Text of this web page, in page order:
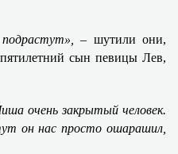
подрастут»,– шутили они,
сын певицы Лев,
очень закрытый человек.
он нас просто ошарашил,